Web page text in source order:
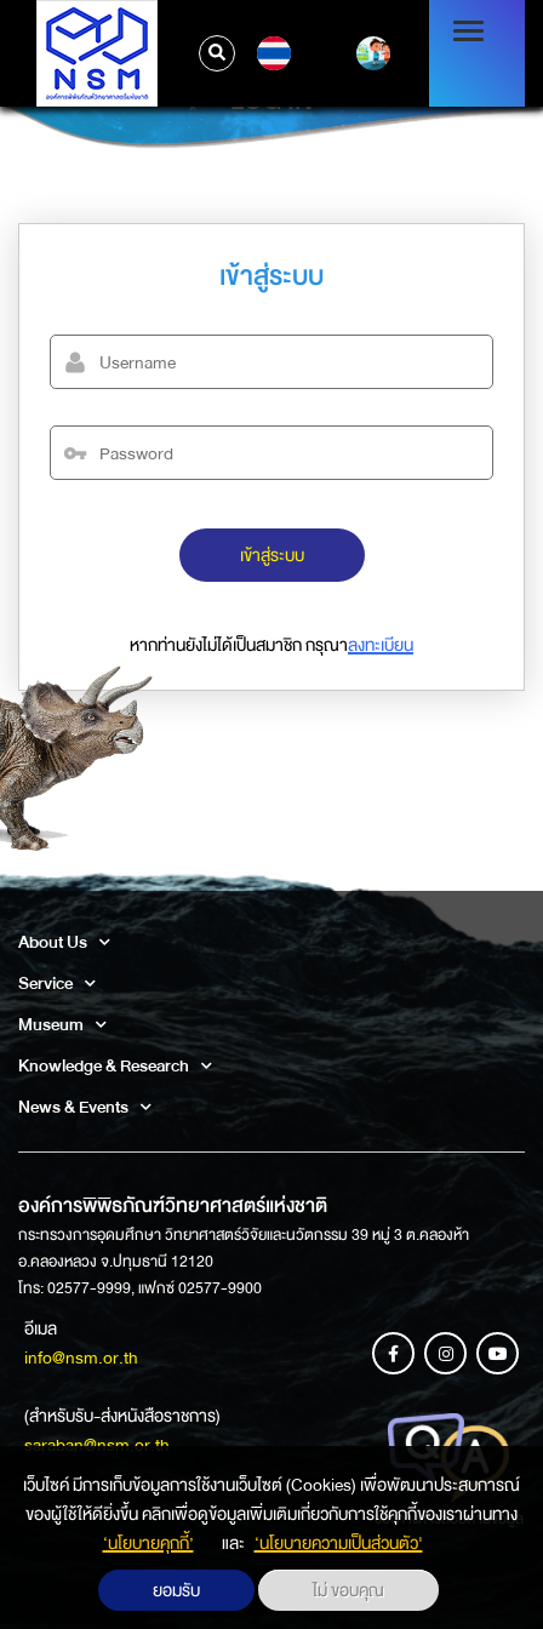
LOG IN
เข้าสู่ระบบ
เข้าสู่ระบบ
หากท่านยังไม่ได้เป็นสมาชิก กรุณาลงทะเบียน
About Us
Service
Museum
Knowledge & Research
News & Events
องค์การพิพิธภัณฑ์วิทยาศาสตร์แห่งชาติ
กระทรวงการอุดมศึกษา วิทยาศาสตร์วิจัยและนวัตกรรม 39 หมู่ 3 ต.คลองห้า
อ.คลองหลวง จ.ปทุมธานี 12120
โทร: 02577-9999, แฟกซ์ 02577-9900
อีเมล
info@nsm.or.th
(สำหรับรับ-ส่งหนังสือราชการ)
saraban@nsm.or.th
ช่องทางการสอบถามข้อมูล
เว็บไซค์ มีการเก็บข้อมูลการใช้งานเว็บไซต์ (Cookies) เพื่อพัฒนาประสบการณ์
ของผู้ใช้ให้ดียิ่งขึ้น คลิกเพื่อดูข้อมูลเพิ่มเติมเกี่ยวกับการใช้คุกกี้ของเราผ่านทาง
‘นโยบายคุกกี้’
และ ‘นโยบายความเป็นส่วนตัว'
ยอมรับ
ไม่ ขอบคุณ